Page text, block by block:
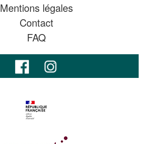
Mentions légales
Contact
FAQ